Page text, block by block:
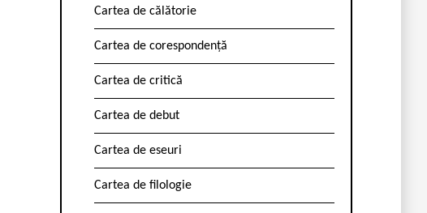
Cartea de călătorie
Cartea de corespondență
Cartea de critică
Cartea de debut
Cartea de eseuri
Cartea de filologie